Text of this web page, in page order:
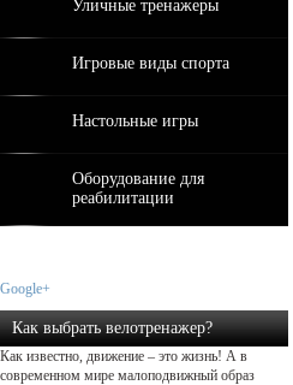
Уличные тренажеры
Игровые виды спорта
Настольные игры
Оборудование для
реабилитации
Google+
Как выбрать велотренажер?
Как известно, движение – это жизнь! А в
современном мире малоподвижный образ